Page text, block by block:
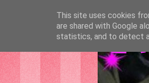
This site uses cookies
are shared with Google
statistics, and to detect